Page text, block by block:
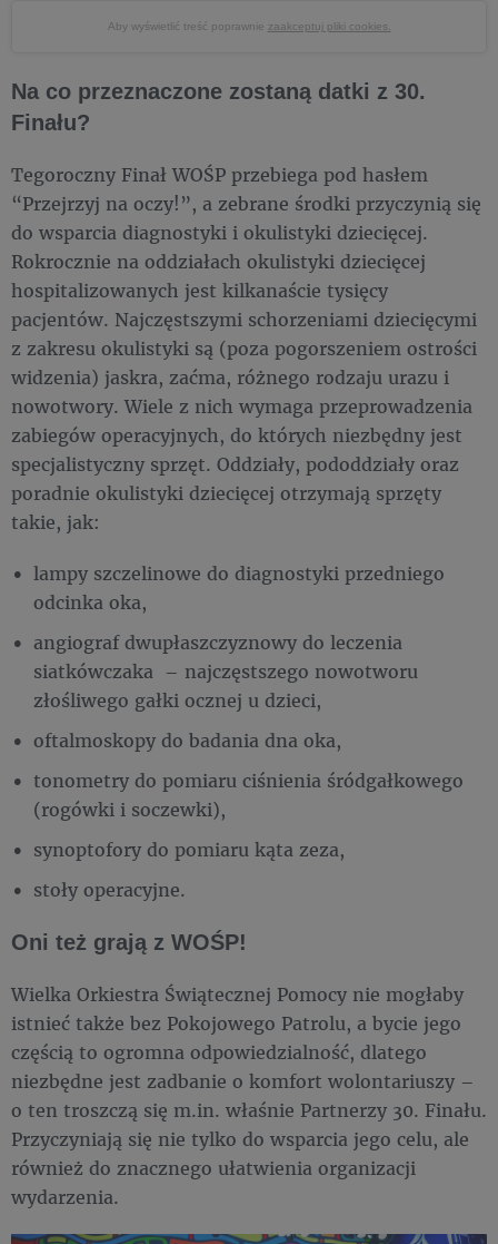
Aby wyświetlić treść poprawnie zaakceptuj pliki cookies.
Na co przeznaczone zostaną datki z 30.
Finału?
Tegoroczny Finał WOŚP przebiega pod hasłem
“Przejrzyj na oczy!”, a zebrane środki przyczynią się
do wsparcia diagnostyki i okulistyki dziecięcej.
Rokrocznie na oddziałach okulistyki dziecięcej
hospitalizowanych jest kilkanaście tysięcy
pacjentów. Najczęstszymi schorzeniami dziecięcymi
z zakresu okulistyki są (poza pogorszeniem ostrości
widzenia) jaskra, zaćma, różnego rodzaju urazu i
nowotwory. Wiele z nich wymaga przeprowadzenia
zabiegów operacyjnych, do których niezbędny jest
specjalistyczny sprzęt. Oddziały, pododdziały oraz
poradnie okulistyki dziecięcej otrzymają sprzęty
takie, jak:
lampy szczelinowe do diagnostyki przedniego
odcinka oka,
angiograf dwupłaszczyznowy do leczenia
siatkówczaka – najczęstszego nowotworu
złośliwego gałki ocznej u dzieci,
oftalmoskopy do badania dna oka,
tonometry do pomiaru ciśnienia śródgałkowego
(rogówki i soczewki),
synoptofory do pomiaru kąta zeza,
stoły operacyjne.
Oni też grają z WOŚP!
Wielka Orkiestra Świątecznej Pomocy nie mogłaby
istnieć także bez Pokojowego Patrolu, a bycie jego
częścią to ogromna odpowiedzialność, dlatego
niezbędne jest zadbanie o komfort wolontariuszy –
o ten troszczą się m.in. właśnie Partnerzy 30. Finału.
Przyczyniają się nie tylko do wsparcia jego celu, ale
również do znacznego ułatwienia organizacji
wydarzenia.